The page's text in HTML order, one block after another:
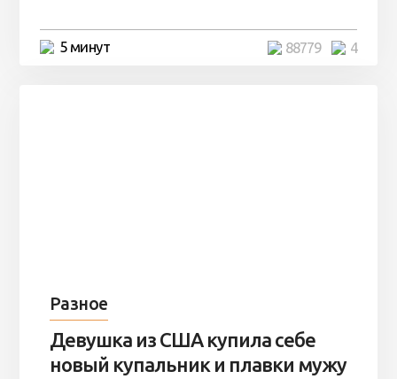
5 минут 4
88779
Разное
Девушка из США купила себе
новый купальник и плавки мужу